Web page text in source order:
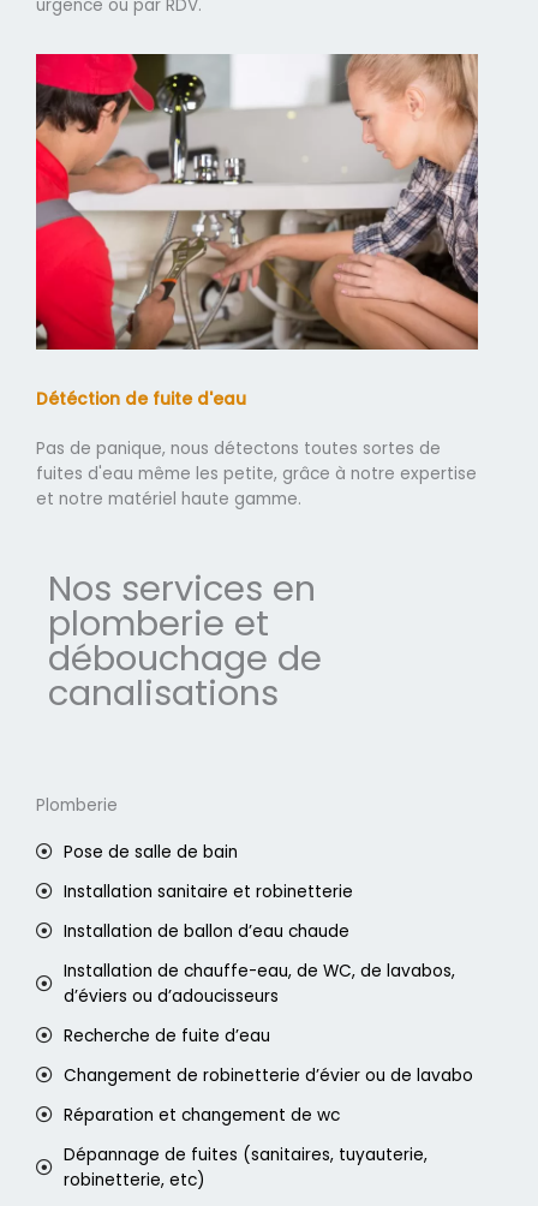
urgence ou par RDV.
Détéction de fuite d'eau
Pas de panique, nous détectons toutes sortes de
fuites d'eau même les petite, grâce à notre expertise
et notre matériel haute gamme.
Nos services en
plomberie et
débouchage de
canalisations
Plomberie
Pose de salle de bain
Installation sanitaire et robinetterie
Installation de ballon d’eau chaude
Installation de chauffe-eau, de WC, de lavabos,
d’éviers ou d’adoucisseurs
Recherche de fuite d’eau
Changement de robinetterie d’évier ou de lavabo
Réparation et changement de wc
Dépannage de fuites (sanitaires, tuyauterie,
robinetterie, etc)